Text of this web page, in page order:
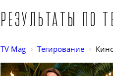
Результаты по
TV Mag Тегирование